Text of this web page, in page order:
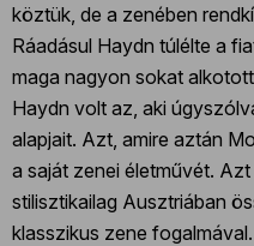
köztük, de a zenében
Ráadásul Haydn túlélte a
maga nagyon sokat
Haydn volt az, aki
alapjait. Azt, amire aztán
a saját zenei életművét.
stilisztikailag Ausztriában
klasszikus zene